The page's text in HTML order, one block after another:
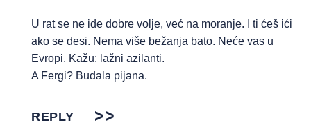
U rat se ne ide dobre volje, već na moranje. I ti ćeš ići
ako se desi. Nema više bežanja bato. Neće vas u
Evropi. Kažu: lažni azilanti.
A Fergi? Budala pijana.
REPLY